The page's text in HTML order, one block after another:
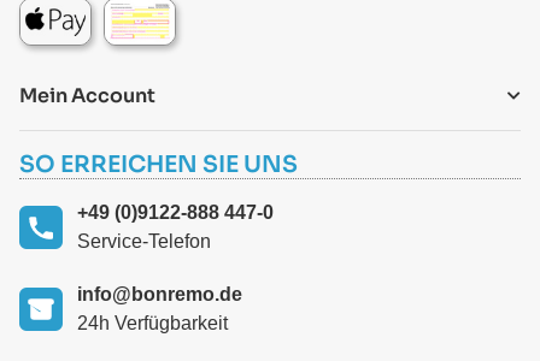
Mein Account
SO ERREICHEN SIE UNS
+49 (0)9122-888 447-0
Service-Telefon
info@bonremo.de
24h Verfügbarkeit